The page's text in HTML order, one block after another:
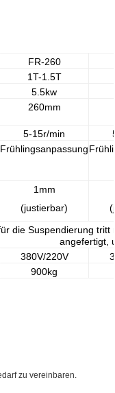
FR-260
1T-1.5T
5.5kw
260mm
5-15r/min
Frühlingsanpassung
1mm
(justierbar)
die Suspendierung
angefertigt,
380V/220V
900kg
zu vereinbaren.